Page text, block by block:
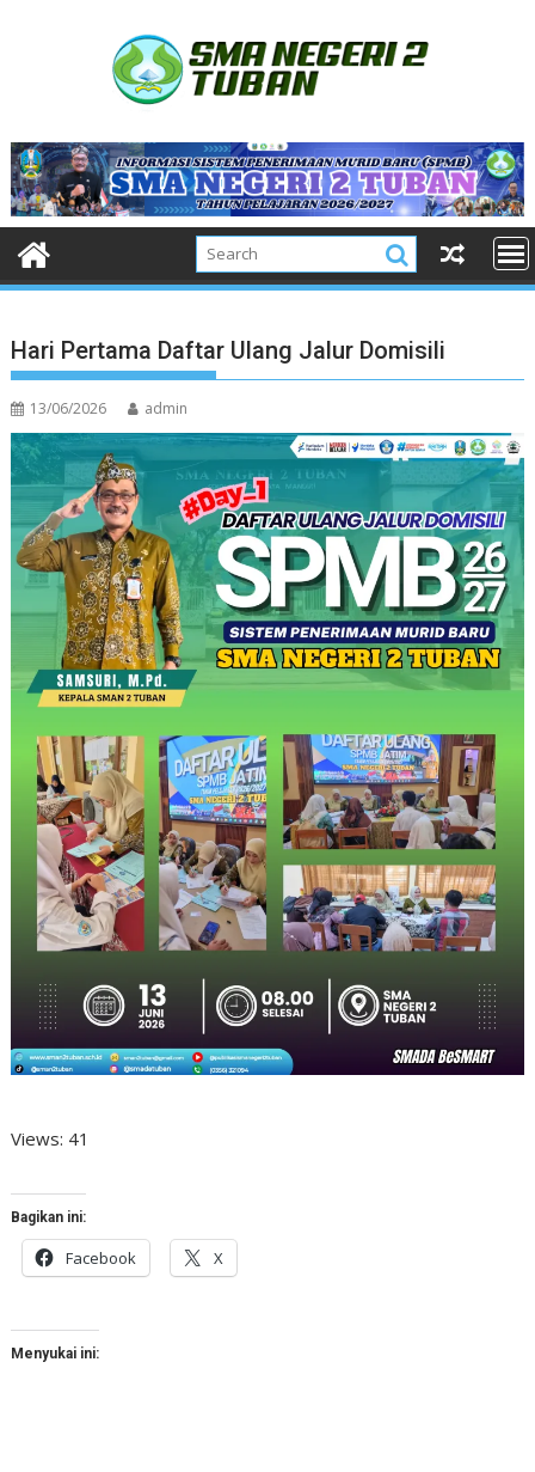
Hari Pertama Daftar Ulang Jalur Domisili
13/06/2026 admin
Views: 41
Bagikan ini:
Facebook X
Menyukai ini: